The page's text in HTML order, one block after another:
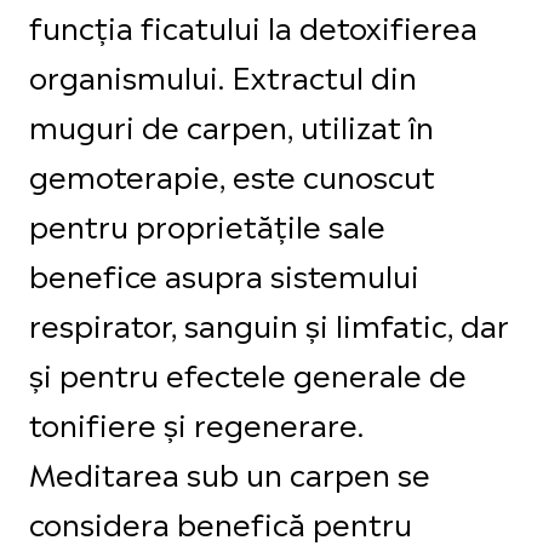
funcția ficatului la detoxifierea
organismului. Extractul din
muguri de carpen, utilizat în
gemoterapie, este cunoscut
pentru proprietățile sale
benefice asupra sistemului
respirator, sanguin și limfatic, dar
și pentru efectele generale de
tonifiere și regenerare.
Meditarea sub un carpen se
considera benefică pentru